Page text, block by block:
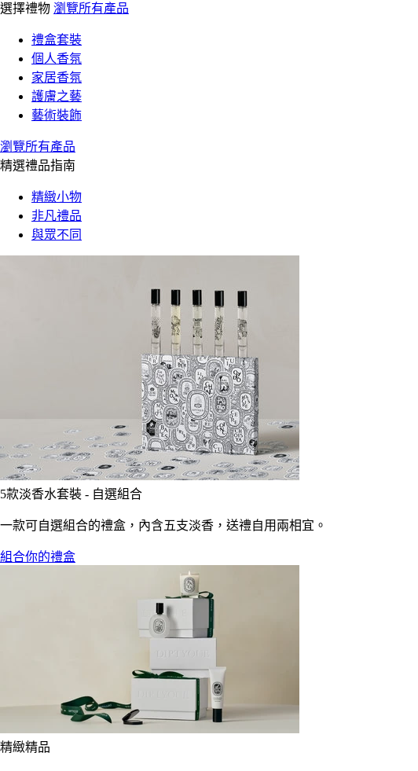
選擇禮物 瀏覽所有產品
禮盒套裝
個人香氛
家居香氛
護膚之藝
藝術裝飾
瀏覽所有產品
精選禮品指南
精緻小物
非凡禮品
與眾不同
5款淡香水套裝 - 自選組合
一款可自選組合的禮盒，內含五支淡香，送禮自用兩相宜。
組合你的禮盒
精緻精品